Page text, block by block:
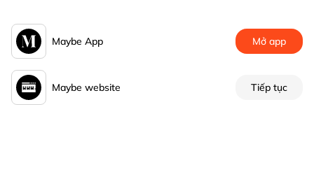
Maybe App Mở app
Maybe website Tiếp tục